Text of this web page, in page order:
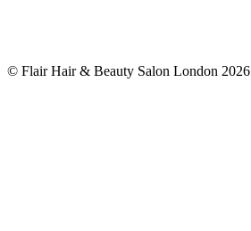
© Flair Hair & Beauty Salon London 2026